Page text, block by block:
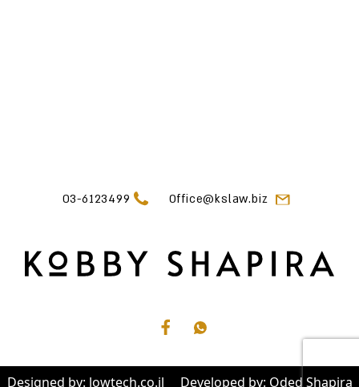
03-6123499 Office@kslaw.biz
Designed by: lowtech.co.il Developed by: Oded Shapira